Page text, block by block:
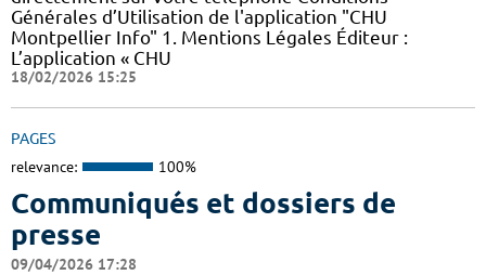
Générales d’Utilisation de l'application "CHU
Montpellier Info" 1. Mentions Légales Éditeur :
L’application « CHU
18/02/2026 15:25
PAGES
relevance: 100%
Communiqués et dossiers de
presse
09/04/2026 17:28